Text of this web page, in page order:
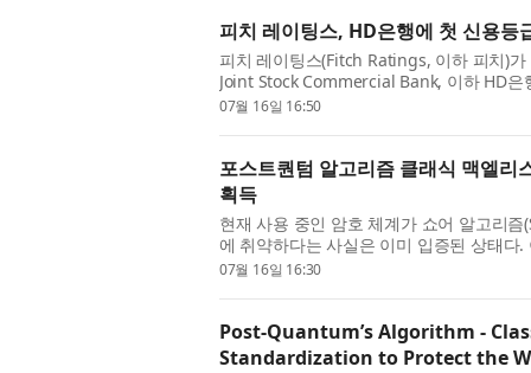
피치 레이팅스, HD은행에 첫 신용
피치 레이팅스(Fitch Ratings, 이하 피치)
Joint Stock Commercial Bank, 이하 HD
번 등급 부여로 HD은행은 베트남에서 가
07월 16일 16:50
포스트퀀텀 알고리즘 클래식 맥엘리
획득
현재 사용 중인 암호 체계가 쇼어 알고리
에 취약하다는 사실은 이미 입증된 상태다
이어질 수 있다. 암호 해독 능력을 갖춘 양
07월 16일 16:30
Post-Quantum’s Algorithm -
Standardization to Protect the